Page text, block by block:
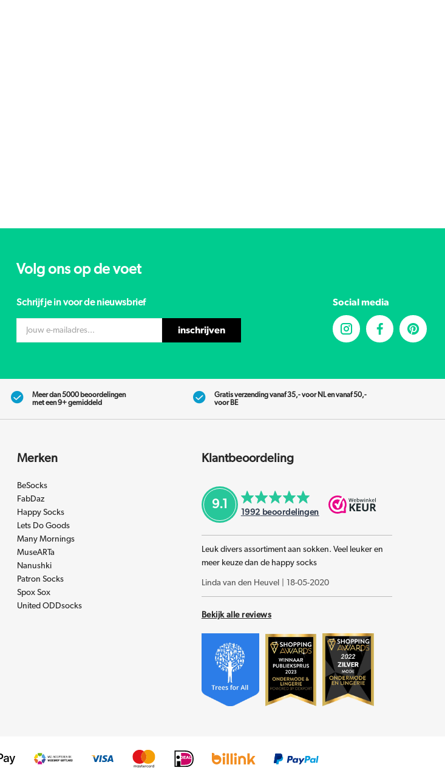
Volg ons op de voet
Schrijf je in voor de nieuwsbrief
inschrijven
Social media
Meer dan 5000 beoordelingen
met een 9+ gemiddeld
Gratis verzending vanaf 35,- voor NL en vanaf 50,-
voor BE
Merken
BeSocks
FabDaz
Happy Socks
Lets Do Goods
Many Mornings
MuseARTa
Nanushki
Patron Socks
Spox Sox
United ODDsocks
Klantbeoordeling
9.1
1992 beoordelingen
Leuk divers assortiment aan sokken. Veel leuker en
meer keuze dan de happy socks
Linda van den Heuvel 18-05-2020
Bekijk alle reviews